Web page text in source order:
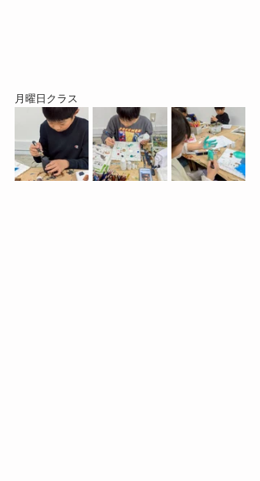
月曜日クラス